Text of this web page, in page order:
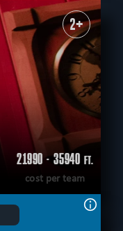
2+
21990 - 35940 FT.
cost per team